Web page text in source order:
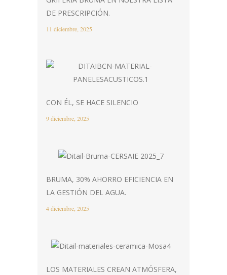
DE PRESCRIPCIÓN.
11 diciembre, 2025
CON ÉL, SE HACE SILENCIO
9 diciembre, 2025
BRUMA, 30% AHORRO EFICIENCIA EN
LA GESTIÓN DEL AGUA.
4 diciembre, 2025
LOS MATERIALES CREAN ATMÓSFERA,